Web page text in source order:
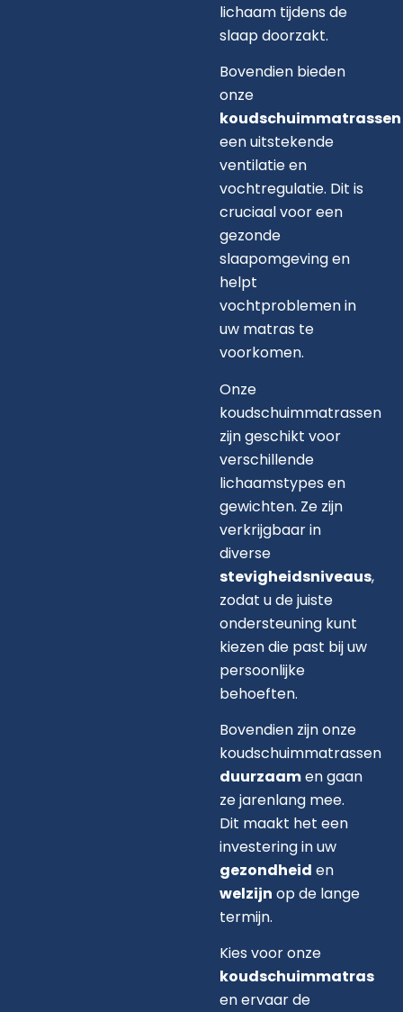
lichaam tijdens de
slaap doorzakt.
Bovendien bieden
onze
koudschuimmatrassen
een uitstekende
ventilatie en
vochtregulatie. Dit is
cruciaal voor een
gezonde
slaapomgeving en
helpt
vochtproblemen in
uw matras te
voorkomen.
Onze
koudschuimmatrassen
zijn geschikt voor
verschillende
lichaamstypes en
gewichten. Ze zijn
verkrijgbaar in
diverse
stevigheidsniveaus,
zodat u de juiste
ondersteuning kunt
kiezen die past bij uw
persoonlijke
behoeften.
Bovendien zijn onze
koudschuimmatrassen
duurzaamen gaan
ze jarenlang mee.
Dit maakt het een
investering in uw
gezondheid en
welzijn op de lange
termijn.
Kies voor onze
koudschuimmatras
en ervaar de